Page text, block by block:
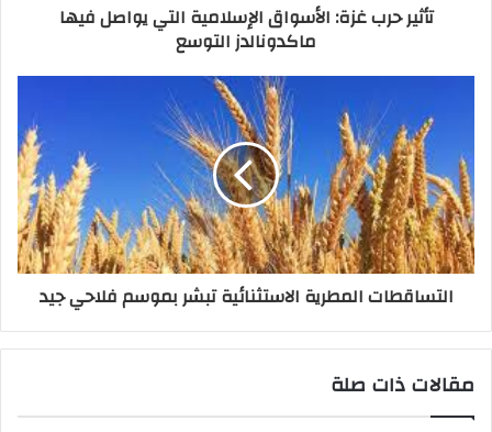
تأثير حرب غزة: الأسواق الإسلامية التي يواصل فيها
ماكدونالدز التوسع
التساقطات المطرية الاستثنائية تبشر بموسم فلاحي جيد
مقالات ذات صلة